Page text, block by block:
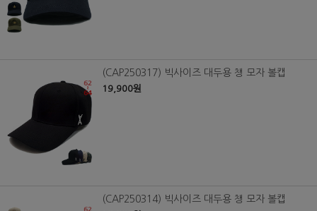
(CAP250317) 빅사이즈 대두용 챙 모자 볼캡
19,900원
(CAP250314) 빅사이즈 대두용 챙 모자 볼캡